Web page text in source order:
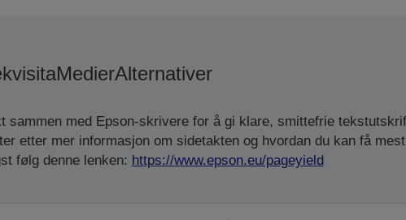
MedierAlternativer
sammen med Epson-skrivere for å gi klare, smittefrie
etter mer informasjon om sidetakten og hvordan du kan få
følg denne lenken: https://www.epson.eu/pageyield